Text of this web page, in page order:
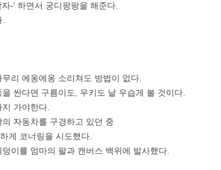
-‘ 하면서 궁디팡팡을 해준다.
리 에옹에옹 소리쳐도 방법이 없다.
싼다면 구름이도, 우키도 날 우습게 볼 것이다.
가야한다.
자동차를 구경하고 있던 중
게 코너링을 시도했다.
이를 엄마의 팔과 캔버스 백위에 발사했다.